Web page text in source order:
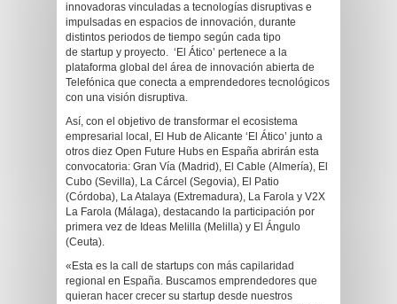
innovadoras vinculadas a tecnologías disruptivas e
impulsadas en espacios de innovación, durante
distintos periodos de tiempo según cada tipo
de startup y proyecto. ‘El Ático’ pertenece a la
plataforma global del área de innovación abierta de
Telefónica que conecta a emprendedores tecnológicos
con una visión disruptiva.
Así, con el objetivo de transformar el ecosistema
empresarial local, El Hub de Alicante ‘El Ático’ junto a
otros diez Open Future Hubs en España abrirán esta
convocatoria: Gran Vía (Madrid), El Cable (Almería), El
Cubo (Sevilla), La Cárcel (Segovia), El Patio
(Córdoba), La Atalaya (Extremadura), La Farola y V2X
La Farola (Málaga), destacando la participación por
primera vez de Ideas Melilla (Melilla) y El Ángulo
(Ceuta).
«Esta es la call de startups con más capilaridad
regional en España. Buscamos emprendedores que
quieran hacer crecer su startup desde nuestros